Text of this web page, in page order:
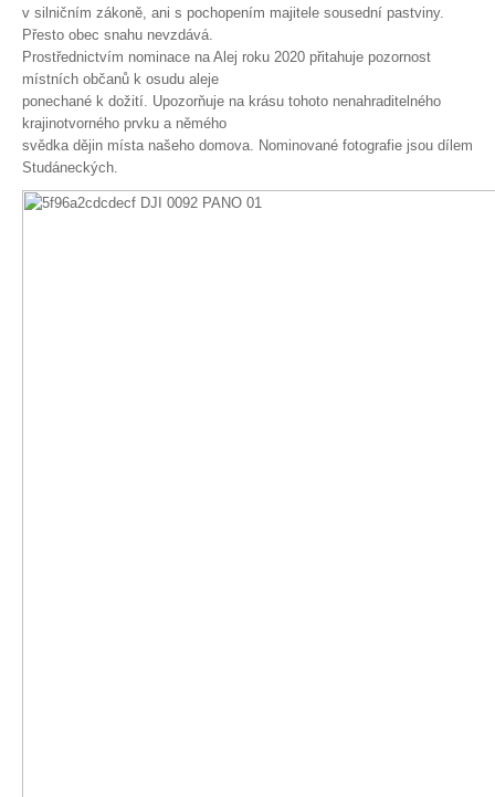
v silničním zákoně, ani s pochopením majitele sousední pastviny.
Přesto obec snahu nevzdává.
Prostřednictvím nominace na Alej roku 2020 přitahuje pozornost
místních občanů k osudu aleje
ponechané k dožití. Upozorňuje na krásu tohoto nenahraditelného
krajinotvorného prvku a němého
svědka dějin místa našeho domova. Nominované fotografie jsou dílem
Studáneckých.